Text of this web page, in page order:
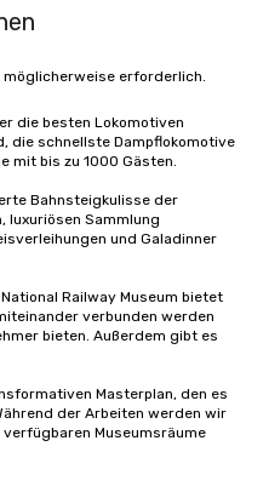
erforderlich.
die besten Lokomotiven
die schnellste Dampflokomotive
mit bis zu 1000 Gästen.
Bahnsteigkulisse der
luxuriösen Sammlung
und Galadinner
Railway Museum bietet
verbunden werden
bieten. Außerdem gibt es
Masterplan, den es
der Arbeiten werden wir
Museumsräume